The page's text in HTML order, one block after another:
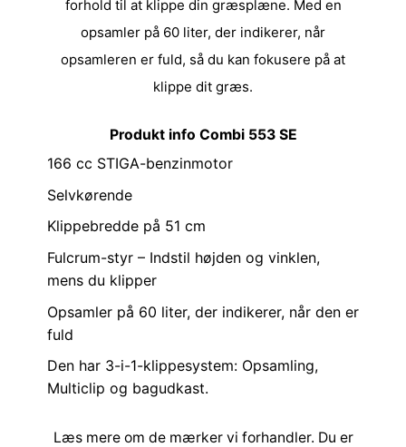
forhold til at klippe din græsplæne. Med en
opsamler på 60 liter, der indikerer, når
opsamleren er fuld, så du kan fokusere på at
klippe dit græs.
Produkt info Combi 553 SE
166 cc STIGA-benzinmotor
Selvkørende
Klippebredde på 51 cm
Fulcrum-styr – Indstil højden og vinklen,
mens du klipper
Opsamler på 60 liter, der indikerer, når den er
fuld
Den har 3-i-1-klippesystem: Opsamling,
Multiclip og bagudkast.
Læs mere om de mærkervi forhandler. Du er